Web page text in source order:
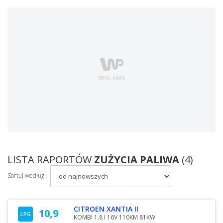
LISTA RAPORTÓW ZUŻYCIA PALIWA (4)
Sortuj według:
LPG 10,9 CITROEN XANTIA II
KOMBI 1.8 I 16V 110KM 81KW